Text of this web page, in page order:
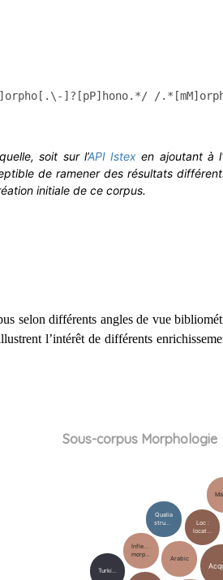
]?[pP]hono.*/ /
soit sur l’API Istex en ajoutant à
de ramener des résultats
initiale de ce corpus.
selon différents angles de vue
l’intérêt de différents
Sous-corpus Morphologie
Arabic
Inflectional
morphology
Loc :
locative
Qualia
structure
Turkish